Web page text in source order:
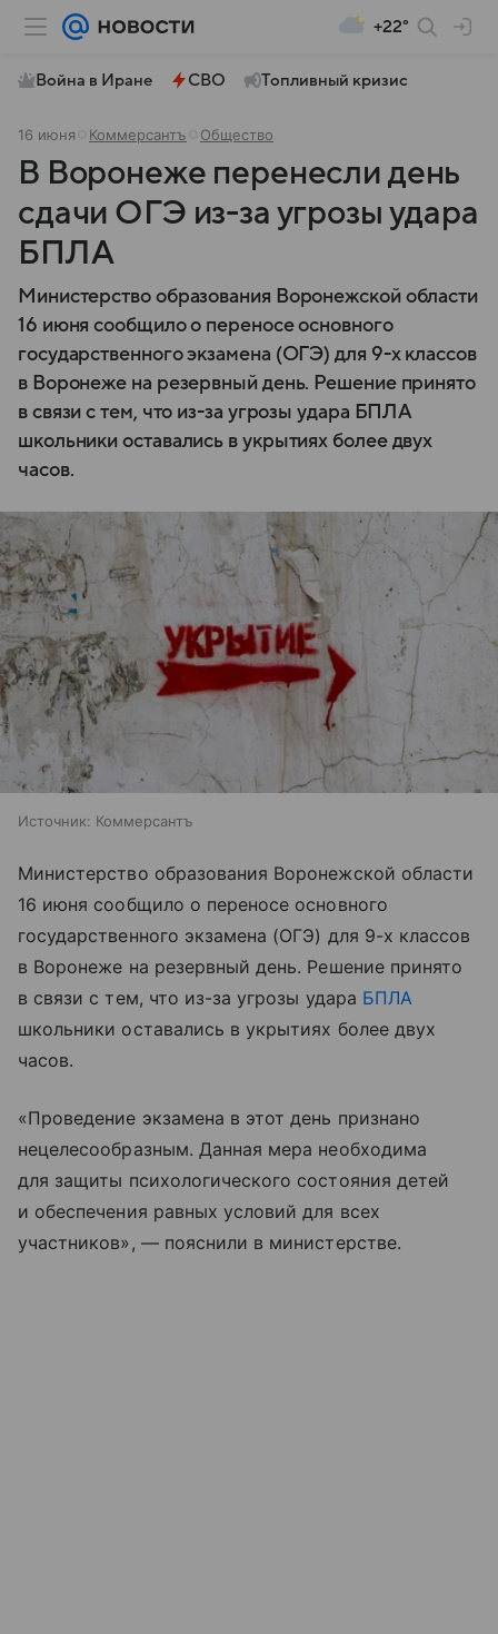
+22°
Война в Иране СВО Топливный кризис
16 июня Коммерсантъ Общество
В Воронеже перенесли день
сдачи ОГЭ из-за угрозы удара
БПЛА
Министерство образования Воронежской области
16 июня сообщило о переносе основного
государственного экзамена (ОГЭ) для 9-х классов
в Воронеже на резервный день. Решение принято
в связи с тем, что из-за угрозы удара БПЛА
школьники оставались в укрытиях более двух
часов.
Источник: Коммерсантъ
Министерство образования Воронежской области
16 июня сообщило о переносе основного
государственного экзамена (ОГЭ) для 9-х классов
в Воронеже на резервный день. Решение принято
в связи с тем, что из-за угрозы удара БПЛА
школьники оставались в укрытиях более двух
часов.
«Проведение экзамена в этот день признано
нецелесообразным. Данная мера необходима
для защиты психологического состояния детей
и обеспечения равных условий для всех
участников», — пояснили в министерстве.